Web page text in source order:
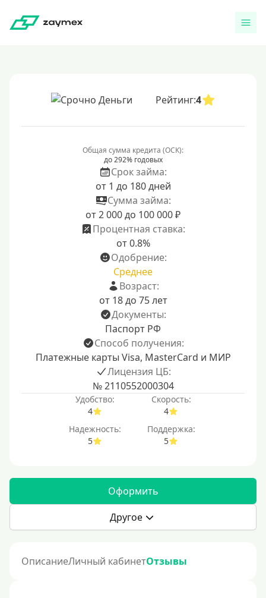
Рейтинг:4
Общая сумма кредита (ОСК):
до 292% годовых
Срок займа:
от 1 до 180 дней
Сумма займа:
от 2 000 до 100 000 ₽
Процентная ставка:
от 0.8%
Одобрение:
Среднее
Возраст:
от 18 до 75 лет
Документы:
Паспорт РФ
Способ получения:
Платежные карты Visa, MasterCard и МИР
Лицензия ЦБ:
№ 2110552000304
Удобство:
4
Скорость:
4
Надежность:
5
Поддержка:
5
Оформить
Другое
ОписаниеЛичный кабинетОтзывы